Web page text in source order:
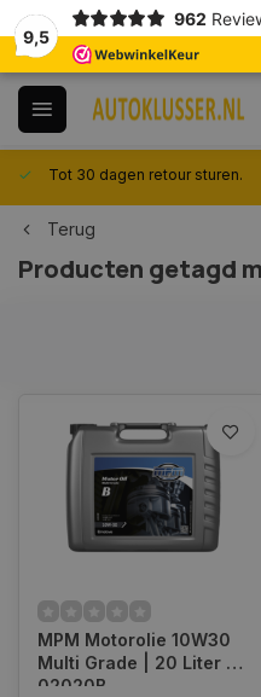
9,5
962
Tot 30 dagen retour sturen.
Terug
Producten getagd
MPM Motorolie 10W30
Multi Grade | 20 Liter |
02020B